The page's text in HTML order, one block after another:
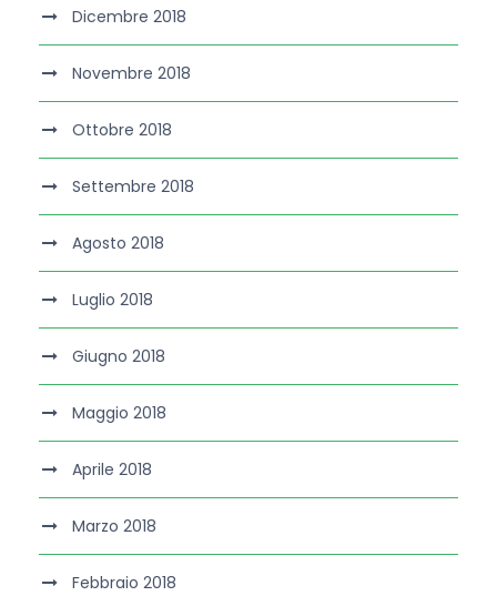
Dicembre 2018
Novembre 2018
Ottobre 2018
Settembre 2018
Agosto 2018
Luglio 2018
Giugno 2018
Maggio 2018
Aprile 2018
Marzo 2018
Febbraio 2018